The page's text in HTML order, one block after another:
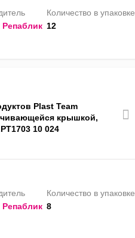
Репаблик
Количество в упаковке
12
Plast Team
крышкой,
10 024
Репаблик
Количество в упаковке
8